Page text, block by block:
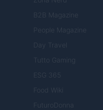
B2B Magazine
People Magazine
Day Travel
Tutto Gaming
ESG 365
Food Wiki
FuturoDonna